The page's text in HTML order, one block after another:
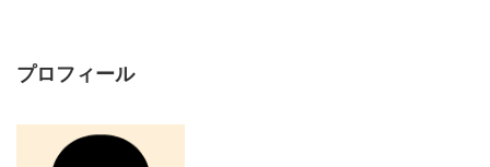
プロフィール